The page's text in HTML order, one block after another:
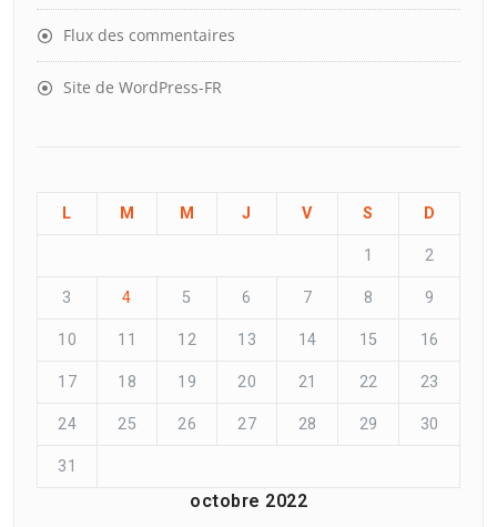
Flux des commentaires
Site de WordPress-FR
octobre 2022
L M M J V S D
1 2
3 4 5 6 7 8 9
10 11 12 13 14 15 16
17 18 19 20 21 22 23
24 25 26 27 28 29 30
31